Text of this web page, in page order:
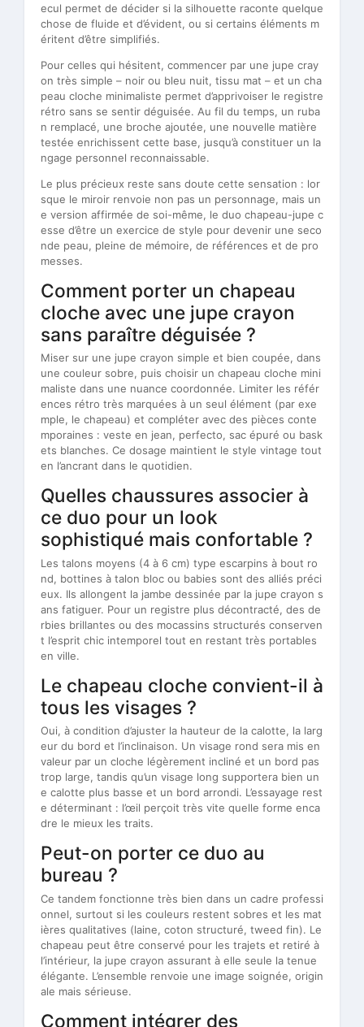
ecul permet de décider si la silhouette raconte quelque
chose de fluide et d’évident, ou si certains éléments m
éritent d’être simplifiés.
Pour celles qui hésitent, commencer par une jupe cray
on très simple – noir ou bleu nuit, tissu mat – et un cha
peau cloche minimaliste permet d’apprivoiser le registre
rétro sans se sentir déguisée. Au fil du temps, un ruba
n remplacé, une broche ajoutée, une nouvelle matière
testée enrichissent cette base, jusqu’à constituer un la
ngage personnel reconnaissable.
Le plus précieux reste sans doute cette sensation : lor
sque le miroir renvoie non pas un personnage, mais un
e version affirmée de soi-même, le duo chapeau-jupe c
esse d’être un exercice de style pour devenir une seco
nde peau, pleine de mémoire, de références et de pro
messes.
Comment porter un chapeau
cloche avec une jupe crayon
sans paraître déguisée ?
Miser sur une jupe crayon simple et bien coupée, dans
une couleur sobre, puis choisir un chapeau cloche mini
maliste dans une nuance coordonnée. Limiter les référ
ences rétro très marquées à un seul élément (par exe
mple, le chapeau) et compléter avec des pièces conte
mporaines : veste en jean, perfecto, sac épuré ou bask
ets blanches. Ce dosage maintient le style vintage tout
en l’ancrant dans le quotidien.
Quelles chaussures associer à
ce duo pour un look
sophistiqué mais confortable ?
Les talons moyens (4 à 6 cm) type escarpins à bout ro
nd, bottines à talon bloc ou babies sont des alliés préci
eux. Ils allongent la jambe dessinée par la jupe crayon s
ans fatiguer. Pour un registre plus décontracté, des de
rbies brillantes ou des mocassins structurés conserven
t l’esprit chic intemporel tout en restant très portables
en ville.
Le chapeau cloche convient-il à
tous les visages ?
Oui, à condition d’ajuster la hauteur de la calotte, la larg
eur du bord et l’inclinaison. Un visage rond sera mis en
valeur par un cloche légèrement incliné et un bord pas
trop large, tandis qu’un visage long supportera bien un
e calotte plus basse et un bord arrondi. L’essayage rest
e déterminant : l’œil perçoit très vite quelle forme enca
dre le mieux les traits.
Peut-on porter ce duo au
bureau ?
Ce tandem fonctionne très bien dans un cadre professi
onnel, surtout si les couleurs restent sobres et les mat
ières qualitatives (laine, coton structuré, tweed fin). Le
chapeau peut être conservé pour les trajets et retiré à
l’intérieur, la jupe crayon assurant à elle seule la tenue
élégante. L’ensemble renvoie une image soignée, origin
ale mais sérieuse.
Comment intégrer des